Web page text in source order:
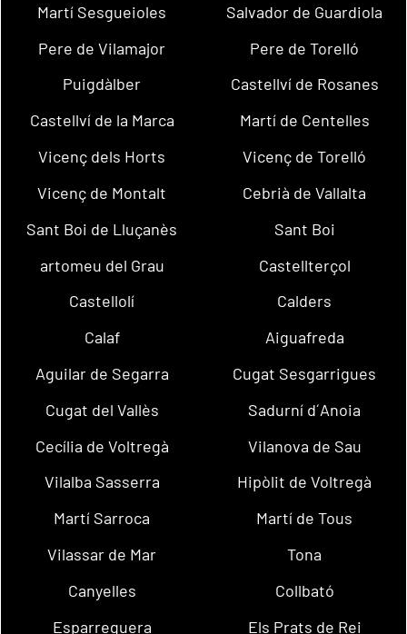
Martí Sesgueioles
Salvador de Guardiola
Pere de Vilamajor
Pere de Torelló
Puigdàlber
Castellví de Rosanes
Castellví de la Marca
Martí de Centelles
Vicenç dels Horts
Vicenç de Torelló
Vicenç de Montalt
Cebrià de Vallalta
Sant Boi de Lluçanès
Sant Boi
artomeu del Grau
Castellterçol
Castellolí
Calders
Calaf
Aiguafreda
Aguilar de Segarra
Cugat Sesgarrigues
Cugat del Vallès
Sadurní d´Anoia
Cecília de Voltregà
Vilanova de Sau
Vilalba Sasserra
Hipòlit de Voltregà
Martí Sarroca
Martí de Tous
Vilassar de Mar
Tona
Canyelles
Collbató
Esparreguera
Els Prats de Rei